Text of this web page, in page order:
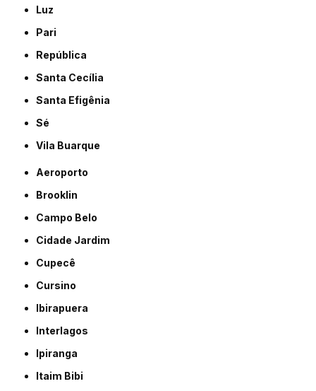
Luz
Pari
República
Santa Cecília
Santa Efigênia
Sé
Vila Buarque
Aeroporto
Brooklin
Campo Belo
Cidade Jardim
Cupecê
Cursino
Ibirapuera
Interlagos
Ipiranga
Itaim Bibi